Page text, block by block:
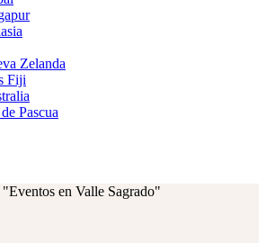
Zelanda
Fiji
Pascua
"Eventos en Valle Sagrado"